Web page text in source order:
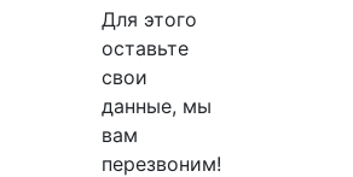
Для этого
оставьте
свои
данные, мы
вам
перезвоним!